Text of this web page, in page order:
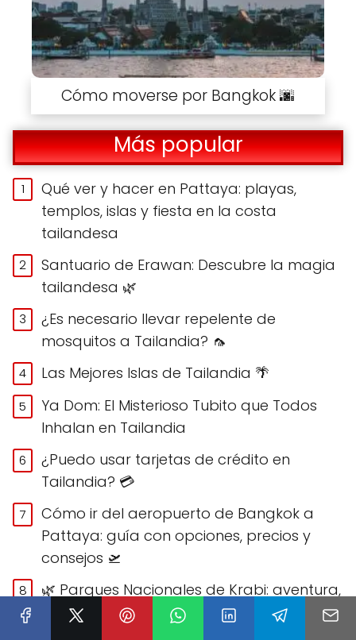
Cómo moverse por Bangkok 🌆
Más popular
Qué ver y hacer en Pattaya: playas,
templos, islas y fiesta en la costa
tailandesa
Santuario de Erawan: Descubre la magia
tailandesa 🌿
¿Es necesario llevar repelente de
mosquitos a Tailandia? 🦟
Las Mejores Islas de Tailandia 🌴
Ya Dom: El Misterioso Tubito que Todos
Inhalan en Tailandia
¿Puedo usar tarjetas de crédito en
Tailandia? 💳
Cómo ir del aeropuerto de Bangkok a
Pattaya: guía con opciones, precios y
consejos 🛫
🌿 Parques Nacionales de Krabi: aventura,
selva y paisajes de otro planeta